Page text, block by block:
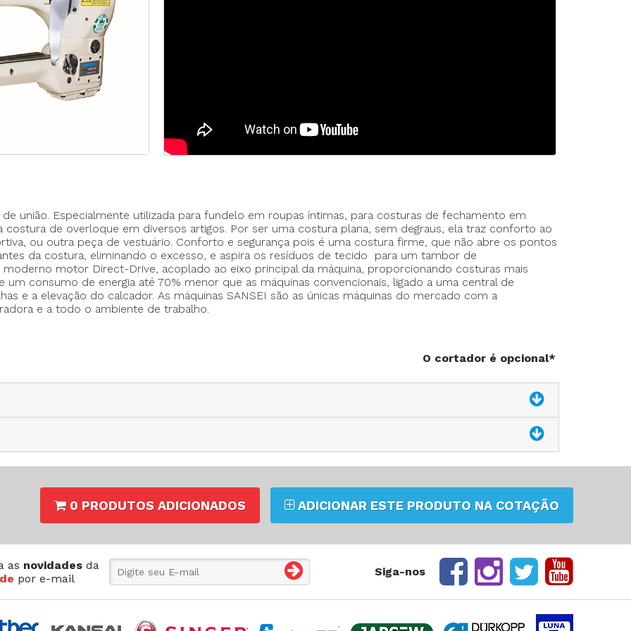
de Saco
Máquina p/ Barra de Calça
Máquina Programável
Máquina de Passante
de união. Especialmente utilizada para fundelo em roupas íntimas, para costuras de fechamento em
de overloque em diversos artigos. Por ser uma costura plana, sem degraus, ela traz conforto ao
ou outra peça de vestuário. Conforto e segurança pois é uma costura firme, que não abre os pontos
da costura, eliminando o excesso, e aspira os resíduos de tecido para um tambor de
motor Direct-Drive, acoplado ao eixo principal da máquina, proporcionando costuras mais
consumo de energia até 70% menor que as máquinas convencionais, ligado a uma central de
e a elevação do calcador. As máquinas SANSEI são as únicas máquinas do mercado com a
e a todo o ambiente de trabalho.
O cortador é opcional*
eixo da máquina
de costura (pisando para trás)
tecidos
pela caixa de controle
L6288-01MS-60D:
34,26MB
0 PRODUTOS ADICIONADOS ADICIONAR ESTE PRODUTO NA COTAÇÃO
as novidades da
por e-mail Siga-nos